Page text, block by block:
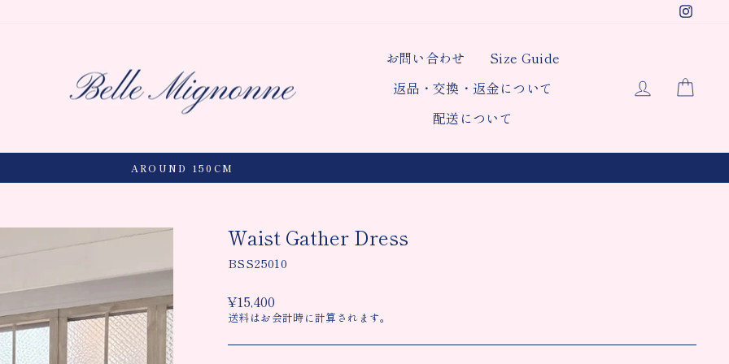
お問い合わせ
Size Guide
返品・交換・返金について
配送について
ログイン
AROUND 150CM
Waist Gather Dress
BSS25010
通
常
格
¥15,400
送料はお会計時に計算されます。